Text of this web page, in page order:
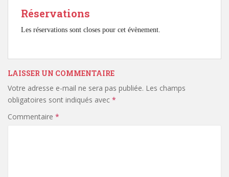
Réservations
Les réservations sont closes pour cet évènement.
LAISSER UN COMMENTAIRE
Votre adresse e-mail ne sera pas publiée. Les champs
obligatoires sont indiqués avec *
Commentaire *